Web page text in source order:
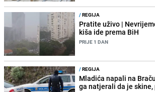
/REGIJA
Pratite uživo |
kiša ide prema BiH
PRIJE 1 DAN
/REGIJA
Mladića napali na
ga natjerali da je